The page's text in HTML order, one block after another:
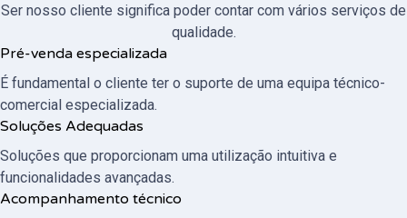
Ser nosso cliente significa poder contar com vários serviços de
qualidade.
Pré-venda especializada
É fundamental o cliente ter o suporte de uma equipa técnico-
comercial especializada.
Soluções Adequadas
Soluções que proporcionam uma utilização intuitiva e
funcionalidades avançadas.
Acompanhamento técnico